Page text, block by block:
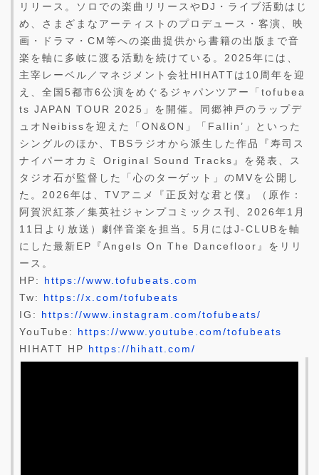
リリース。ソロでの楽曲リリースやDJ・ライブ活動はじ
め、さまざまなアーティストのプロデュース・客演、映
画・ドラマ・CM等への楽曲提供から書籍の出版まで音
楽を軸に多岐に渡る活動を続けている。2025年には、
主宰レーベル／マネジメント会社HIHATTは10周年を迎
え、全国5都市6公演をめぐるジャパンツアー「tofubea
ts JAPAN TOUR 2025」を開催。同郷神戸のラップデ
ュオNeibissを迎えた「ON&ON」「Fallin’」といった
シングルのほか、TBSラジオから派生した作品『寿司ス
ナイパーオカミ Original Sound Tracks』を発表、ス
タジオ石が監督した「心のターゲット」のMVを公開し
た。2026年は、TVアニメ『正反対な君と僕』（原作：
阿賀沢紅茶／集英社ジャンプコミックス刊、2026年1月
11日より放送）劇伴音楽を担当。5月にはJ-CLUBを軸
にした最新EP『Angels On The Dancefloor』をリリ
ース。
HP: https://www.tofubeats.com
Tw: https://x.com/tofubeats
IG: https://www.instagram.com/tofubeats/
YouTube: https://www.youtube.com/tofubeats
HIHATT HP https://hihatt.com/